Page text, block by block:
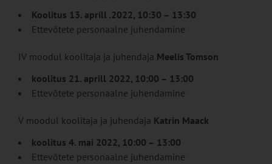
Koolitus 13. aprill .2022, 10:30 – 13:30
Ettevõtete personaalne juhendamine
IV moodul koolitaja ja juhendaja Meelis Tomson
koolitus 21. aprill 2022, 10:00 – 13:00
Ettevõtete personaalne juhendamine
V moodul koolitaja ja juhendaja Katrin Maack
koolitus 4. mai 2022, 10:00 – 13:00
Ettevõtete personaalne juhendamine